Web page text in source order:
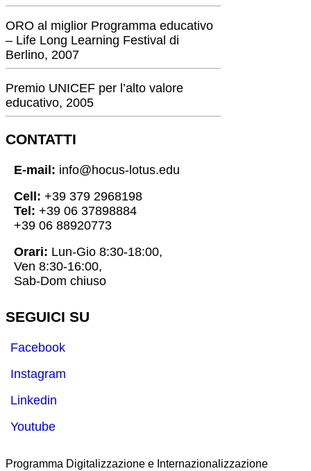
ORO al miglior Programma educativo
– Life Long Learning Festival di
Berlino, 2007
Premio UNICEF per l’alto valore
educativo, 2005
CONTATTI
E-mail: info@hocus-lotus.edu
Cell: +39 379 2968198
Tel: +39 06 37898884
+39 06 88920773
Orari: Lun-Gio 8:30-18:00,
Ven 8:30-16:00,
Sab-Dom chiuso
SEGUICI SU
Facebook
Instagram
Linkedin
Youtube
Programma Digitalizzazione e Internazionalizzazione